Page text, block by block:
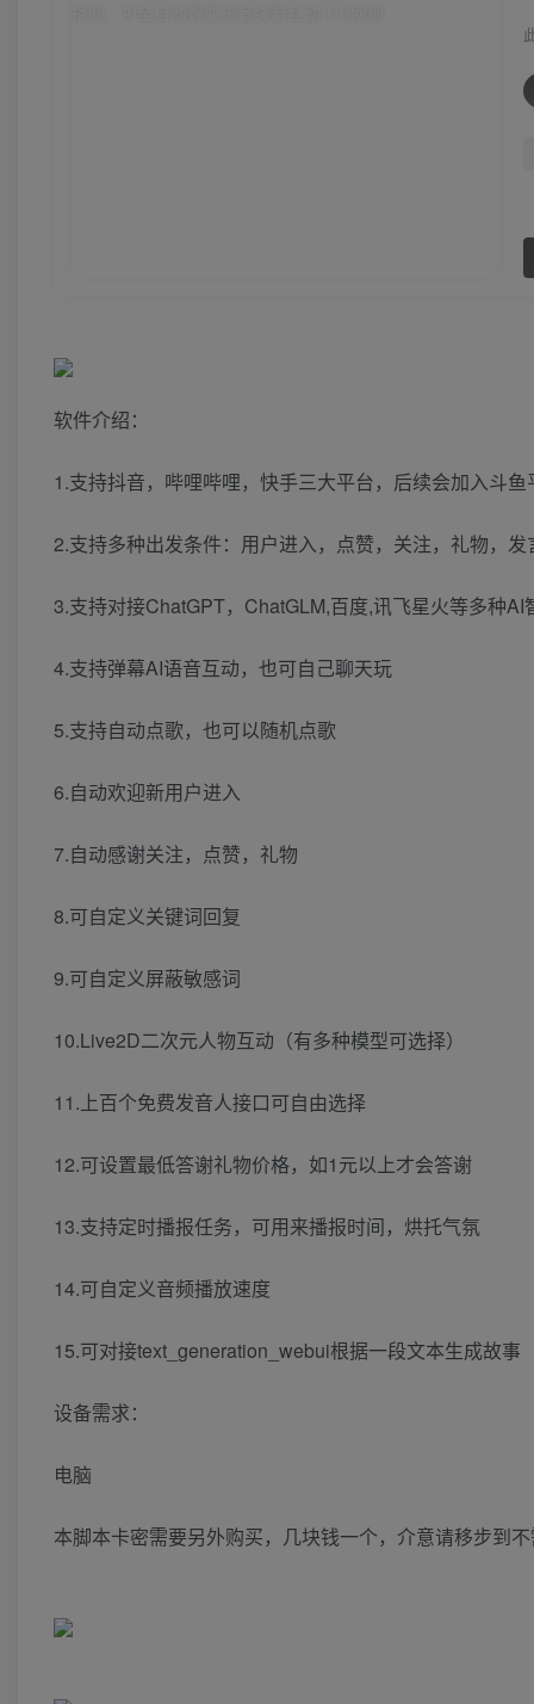
软件介绍：
1.支持抖音，哔哩哔哩，快手三大平台，后续会加入斗鱼
2.支持多种出发条件：用户进入，点赞，关注，礼物，发
3.支持对接ChatGPT，ChatGLM,百度,讯飞星火等多种AI
4.支持弹幕AI语音互动，也可自己聊天玩
5.支持自动点歌，也可以随机点歌
6.自动欢迎新用户进入
7.自动感谢关注，点赞，礼物
8.可自定义关键词回复
9.可自定义屏蔽敏感词
10.Live2D二次元人物互动（有多种模型可选择）
11.上百个免费发音人接口可自由选择
12.可设置最低答谢礼物价格，如1元以上才会答谢
13.支持定时播报任务，可用来播报时间，烘托气氛
14.可自定义音频播放速度
15.可对接text_generation_webui根据一段文本生成故事
设备需求：
电脑
本脚本卡密需要另外购买，几块钱一个，介意请移步到